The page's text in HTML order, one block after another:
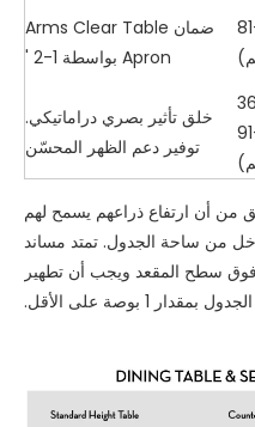
32-36
ضمان Arms Clear Table
Apron بواسطة 1-2 '
خلق تأثير بصري دراماتيكي.
توفير دعم الظهر المحسّن
من أن ارتفاع ذراعهم يسمح لهم
من ساحة الجدول. تمتد مساند
من 7 إلى 9 بوصات فوق سطح المقعد ويجب أن تطهير
1 بوصة على الأقل.